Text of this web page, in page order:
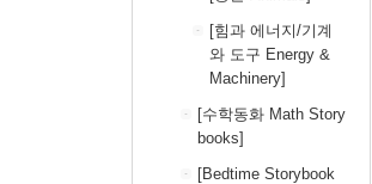
[힘과 에너지/기계
와 도구 Energy &
Machinery]
[수학동화 Math Story
books]
[Bedtime Storybook